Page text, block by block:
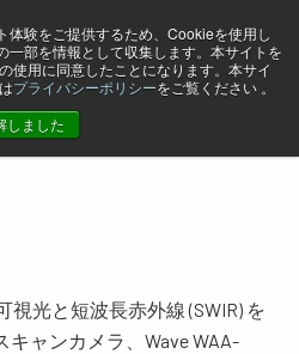
体験をご提供するため、Cookieを使用し
一部を情報として収集します。本サイトを
使用に同意したことになります。本サイ
プライバシーポリシーをご覧ください 。
しました
ルセンサ可視
アスキャンカ
視光と短波長赤外線 (SWIR) を
ャンカメラ、Wave WAA-